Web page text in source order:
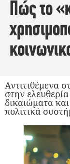
Πώς το
Αντιτιθέμενα
στην
δικαιώματα
πολιτικά